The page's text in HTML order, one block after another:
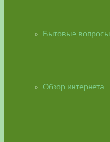
Бытовые вопросы
Обзор интернета